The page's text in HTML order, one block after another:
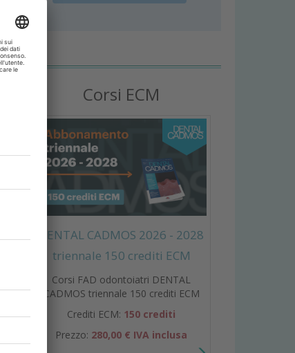
Corsi ECM
DENTAL CADMOS 2026 - 2028
triennale 150 crediti ECM
Corsi FAD odontoiatri DENTAL
CADMOS triennale 150 crediti ECM
Crediti ECM: 150 crediti
Prezzo: 280,00 € IVA inclusa